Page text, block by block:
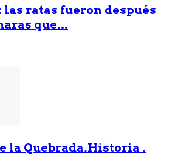
las ratas fueron después
que...
la Quebrada.Historia .